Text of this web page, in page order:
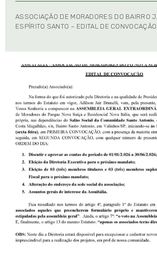
ASSOCIAÇÃO DE MORADORES DO BAIRRO
ESPÍRITO SANTO – EDITAL DE CONVOCAÇÃO